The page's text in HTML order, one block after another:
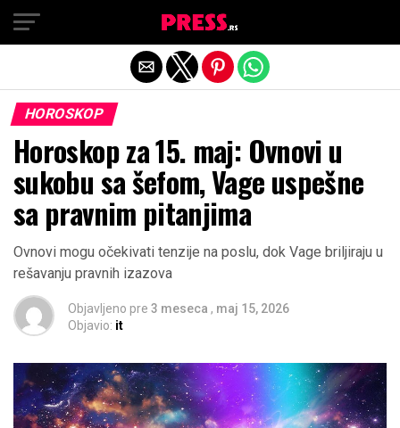
HOROSKOP
Horoskop za 15. maj: Ovnovi u
sukobu sa šefom, Vage uspešne
sa pravnim pitanjima
Ovnovi mogu očekivati tenzije na poslu, dok Vage briljiraju u
rešavanju pravnih izazova
Objavljeno pre 3 meseca , maj 15, 2026
Objavio: it
Exit mobile version